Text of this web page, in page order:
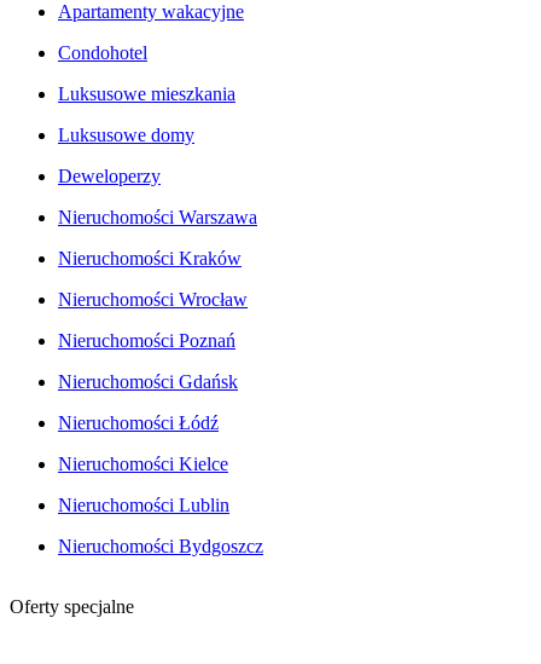
Apartamenty wakacyjne
Condohotel
Luksusowe mieszkania
Luksusowe domy
Deweloperzy
Nieruchomości Warszawa
Nieruchomości Kraków
Nieruchomości Wrocław
Nieruchomości Poznań
Nieruchomości Gdańsk
Nieruchomości Łódź
Nieruchomości Kielce
Nieruchomości Lublin
Nieruchomości Bydgoszcz
Oferty specjalne